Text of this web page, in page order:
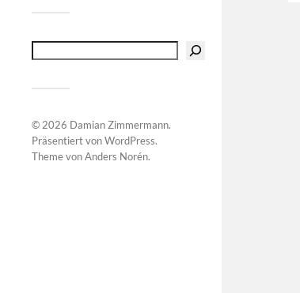
© 2026 Damian Zimmermann.
Präsentiert vonWordPress.
Theme vonAnders Norén.